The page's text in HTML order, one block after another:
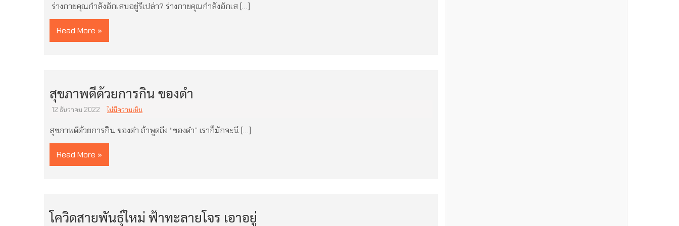
ร่างกายคุณกำลังอักเสบอยู่รึเปล่า? ร่างกายคุณกำลังอักเส […]
Read More »
สุขภาพดีด้วยการกิน ของดำ
12 ธันวาคม 2022 ไม่มีความเห็น
สุขภาพดีด้วยการกิน ของดำ ถ้าพูดถึง “ของดำ” เราก็มักจะนึ […]
Read More »
โควิดสายพันธุ์ใหม่ ฟ้าทะลายโจร เอาอยู่